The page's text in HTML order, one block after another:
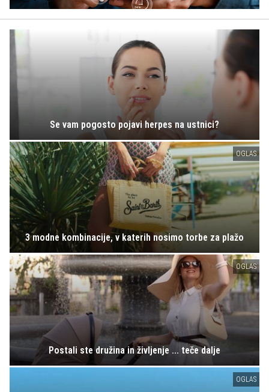
Se vam pogosto pojavi herpes na ustnici?
OGLAS
3 modne kombinacije, v katerih nosimo torbe za plažo
OGLAS
Postali ste družina in življenje ... teče dalje
OGLAS